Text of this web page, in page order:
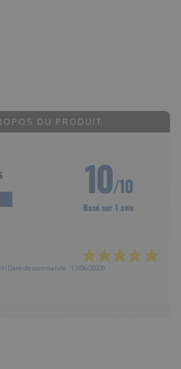
DU PRODUIT
10/10
Basé sur 1 avis
(Date de commande : 13/06/2023)